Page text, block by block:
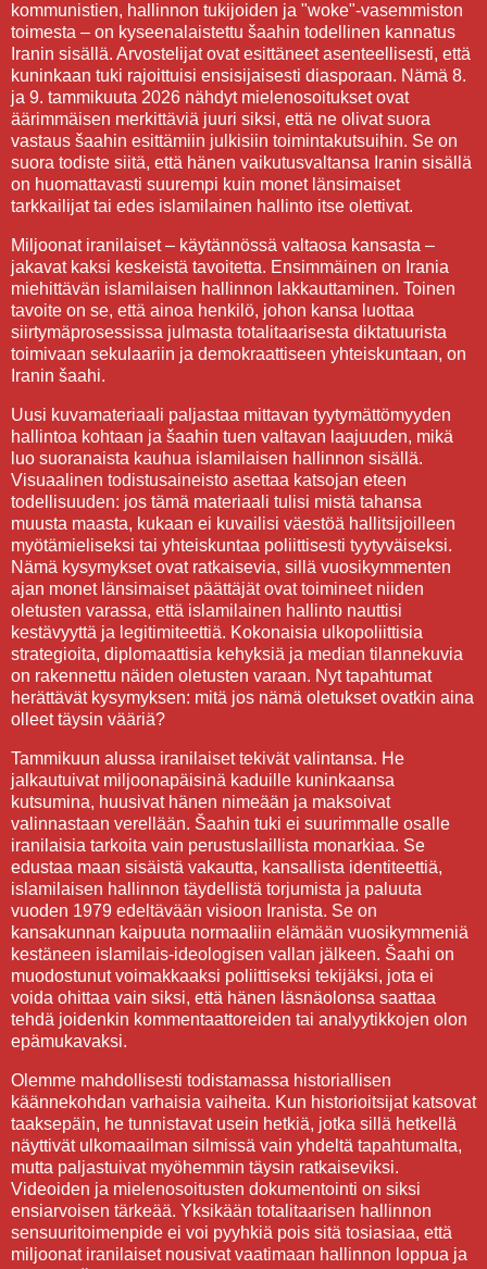
kommunistien, hallinnon tukijoiden ja "woke"-vasemmiston
toimesta – on kyseenalaistettu šaahin todellinen kannatus
Iranin sisällä. Arvostelijat ovat esittäneet asenteellisesti, että
kuninkaan tuki rajoittuisi ensisijaisesti diasporaan. Nämä 8.
ja 9. tammikuuta 2026 nähdyt mielenosoitukset ovat
äärimmäisen merkittäviä juuri siksi, että ne olivat suora
vastaus šaahin esittämiin julkisiin toimintakutsuihin. Se on
suora todiste siitä, että hänen vaikutusvaltansa Iranin sisällä
on huomattavasti suurempi kuin monet länsimaiset
tarkkailijat tai edes islamilainen hallinto itse olettivat.
Miljoonat iranilaiset – käytännössä valtaosa kansasta –
jakavat kaksi keskeistä tavoitetta. Ensimmäinen on Irania
miehittävän islamilaisen hallinnon lakkauttaminen. Toinen
tavoite on se, että ainoa henkilö, johon kansa luottaa
siirtymäprosessissa julmasta totalitaarisesta diktatuurista
toimivaan sekulaariin ja demokraattiseen yhteiskuntaan, on
Iranin šaahi.
Uusi kuvamateriaali paljastaa mittavan tyytymättömyyden
hallintoa kohtaan ja šaahin tuen valtavan laajuuden, mikä
luo suoranaista kauhua islamilaisen hallinnon sisällä.
Visuaalinen todistusaineisto asettaa katsojan eteen
todellisuuden: jos tämä materiaali tulisi mistä tahansa
muusta maasta, kukaan ei kuvailisi väestöä hallitsijoilleen
myötämieliseksi tai yhteiskuntaa poliittisesti tyytyväiseksi.
Nämä kysymykset ovat ratkaisevia, sillä vuosikymmenten
ajan monet länsimaiset päättäjät ovat toimineet niiden
oletusten varassa, että islamilainen hallinto nauttisi
kestävyyttä ja legitimiteettiä. Kokonaisia ulkopoliittisia
strategioita, diplomaattisia kehyksiä ja median tilannekuvia
on rakennettu näiden oletusten varaan. Nyt tapahtumat
herättävät kysymyksen: mitä jos nämä oletukset ovatkin aina
olleet täysin vääriä?
Tammikuun alussa iranilaiset tekivät valintansa. He
jalkautuivat miljoonapäisinä kaduille kuninkaansa
kutsumina, huusivat hänen nimeään ja maksoivat
valinnastaan verellään. Šaahin tuki ei suurimmalle osalle
iranilaisia tarkoita vain perustuslaillista monarkiaa. Se
edustaa maan sisäistä vakautta, kansallista identiteettiä,
islamilaisen hallinnon täydellistä torjumista ja paluuta
vuoden 1979 edeltävään visioon Iranista. Se on
kansakunnan kaipuuta normaaliin elämään vuosikymmeniä
kestäneen islamilais-ideologisen vallan jälkeen. Šaahi on
muodostunut voimakkaaksi poliittiseksi tekijäksi, jota ei
voida ohittaa vain siksi, että hänen läsnäolonsa saattaa
tehdä joidenkin kommentaattoreiden tai analyytikkojen olon
epämukavaksi.
Olemme mahdollisesti todistamassa historiallisen
käännekohdan varhaisia vaiheita. Kun historioitsijat katsovat
taaksepäin, he tunnistavat usein hetkiä, jotka sillä hetkellä
näyttivät ulkomaailman silmissä vain yhdeltä tapahtumalta,
mutta paljastuivat myöhemmin täysin ratkaiseviksi.
Videoiden ja mielenosoitusten dokumentointi on siksi
ensiarvoisen tärkeää. Yksikään totalitaarisen hallinnon
sensuuritoimenpide ei voi pyyhkiä pois sitä tosiasiaa, että
miljoonat iranilaiset nousivat vaatimaan hallinnon loppua ja